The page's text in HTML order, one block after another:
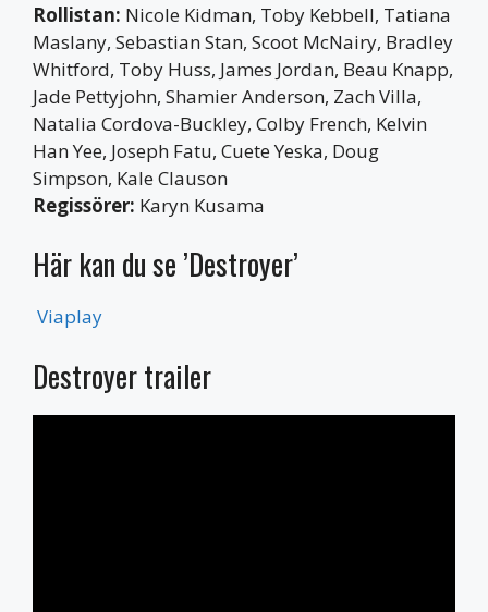
Rollistan: Nicole Kidman, Toby Kebbell, Tatiana
Maslany, Sebastian Stan, Scoot McNairy, Bradley
Whitford, Toby Huss, James Jordan, Beau Knapp,
Jade Pettyjohn, Shamier Anderson, Zach Villa,
Natalia Cordova-Buckley, Colby French, Kelvin
Han Yee, Joseph Fatu, Cuete Yeska, Doug
Simpson, Kale Clauson
Regissörer: Karyn Kusama
Här kan du se ’Destroyer’
Viaplay
Destroyer trailer